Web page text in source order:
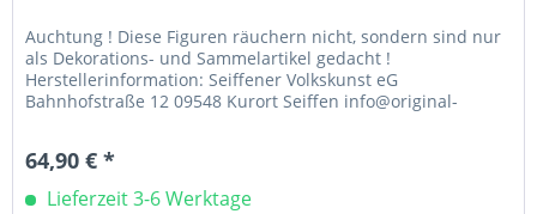
Auchtung ! Diese Figuren räuchern nicht, sondern sind nur
als Dekorations- und Sammelartikel gedacht !
Herstellerinformation: Seiffener Volkskunst eG
Bahnhofstraße 12 09548 Kurort Seiffen info@original-
64,90 € *
Lieferzeit 3-6 Werktage